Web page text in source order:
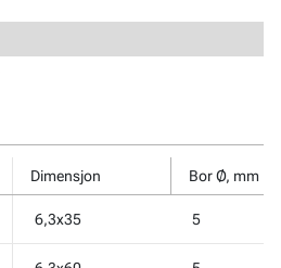
Dimensjon Bor Ø, mm
6,3x35 5